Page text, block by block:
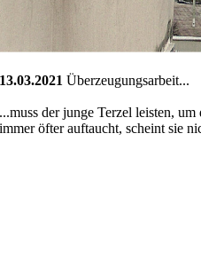
13.03.2021 Überzeugungsarbeit...
...muss der junge Terzel leisten,
immer öfter auftaucht, scheint sie